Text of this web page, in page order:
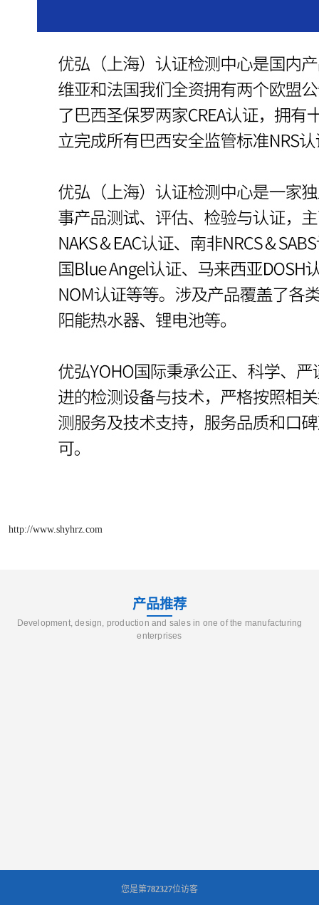
http://www.shyhrz.com
产品推荐
Development, design, production and sales in one of the manufacturing
enterprises
您是第782327位访客